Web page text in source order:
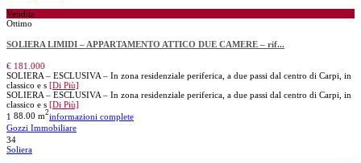
Vendita
Ottimo
SOLIERA LIMIDI – APPARTAMENTO ATTICO DUE CAMERE – rif...
€ 181.000
SOLIERA – ESCLUSIVA – In zona residenziale periferica, a due passi dal centro di Carpi, in
classico e s [Di Più]
SOLIERA – ESCLUSIVA – In zona residenziale periferica, a due passi dal centro di Carpi, in
classico e s [Di Più]
1 88.00 m2informazioni complete
Gozzi Immobiliare
34
Soliera